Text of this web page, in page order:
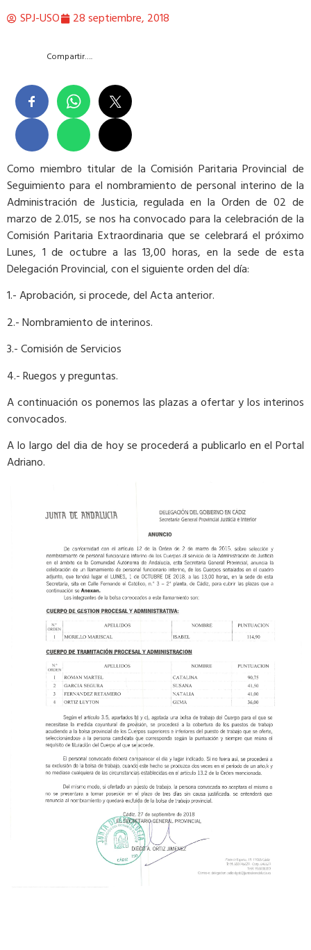
SPJ-USO 28 septiembre, 2018
Compartir….
Como miembro titular de la Comisión Paritaria Provincial de
Seguimiento para el nombramiento de personal interino de la
Administración de Justicia, regulada en la Orden de 02 de
marzo de 2.015, se nos ha convocado para la celebración de la
Comisión Paritaria Extraordinaria que se celebrará el próximo
Lunes, 1 de octubre a las 13,00 horas, en la sede de esta
Delegación Provincial, con el siguiente orden del día:
1.- Aprobación, si procede, del Acta anterior.
2.- Nombramiento de interinos.
3.- Comisión de Servicios
4.- Ruegos y preguntas.
A continuación os ponemos las plazas a ofertar y los interinos
convocados.
A lo largo del dia de hoy se procederá a publicarlo en el Portal
Adriano.